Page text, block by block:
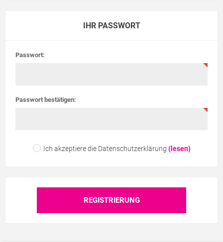
IHR PASSWORT
Passwort:
Passwort bestätigen:
Ich akzeptiere die Datenschutzerklärung (lesen)